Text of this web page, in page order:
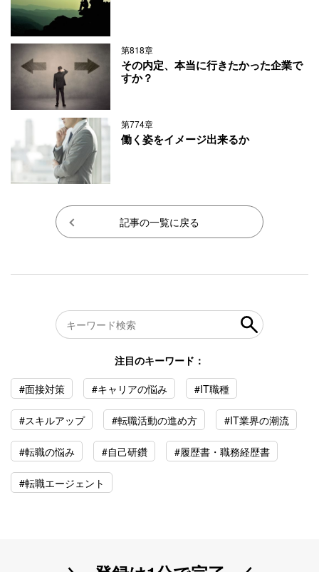
第818章
その内定、本当に行きたかった企業で
すか？
第774章
働く姿をイメージ出来るか
記事の一覧に戻る
注目のキーワード：
#面接対策
#キャリアの悩み #IT職種
#スキルアップ #転職活動の進め方 #IT業界の潮流
#転職の悩み #自己研鑽 #履歴書・職務経歴書
#転職エージェント